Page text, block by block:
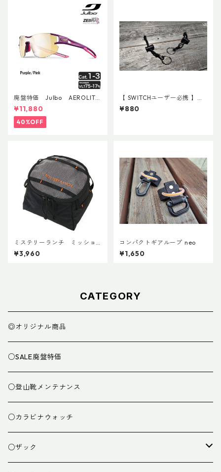
廃盤特価 Julbo AEROLITE
AsianFit
¥11,880
40%OFF
【 SWITCHユーザー必携 】ス
イッチ用アタッチメント(ペア)
¥880
ミステリーランチ ミッショ
ンパッキングキューブ S ブラ
ック
¥3,960
コンパクトギアループ neo
¥1,650
CATEGORY
◎オリジナル商品
○SALE廃盤特価
○登山靴メンテナンス
○カラビナウォッチ
○ザック